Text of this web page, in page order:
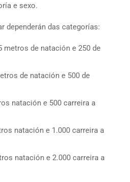
e sexo.
dependerán das categorías:
metros de natación e 250 de
de natación e 500 de
natación e 500 carreira a
natación e 1.000 carreira a
natación e 2.000 carreira a